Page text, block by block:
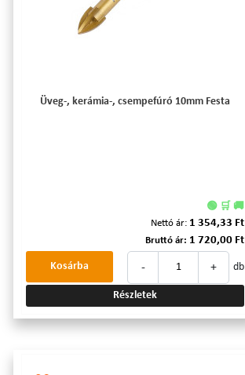
Üveg-, kerámia-, csempefúró 10mm Festa
🟢 🛒 🚚
Nettó ár: 1 354,33 Ft
Bruttó ár: 1 720,00 Ft
- + db
Kosárba
Részletek